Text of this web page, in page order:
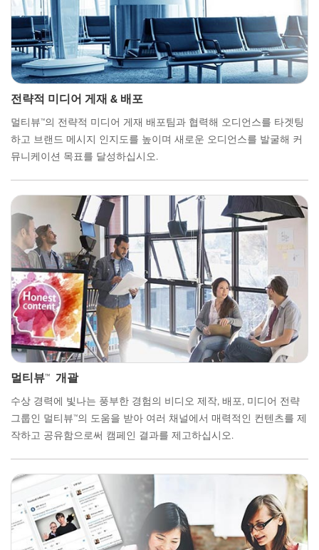
전략적 미디어 게재 & 배포
멀티뷰™의 전략적 미디어 게재 배포팀과 협력해 오디언스를 타겟팅
하고 브랜드 메시지 인지도를 높이며 새로운 오디언스를 발굴해 커
뮤니케이션 목표를 달성하십시오.
멀티뷰™ 개괄
수상 경력에 빛나는 풍부한 경험의 비디오 제작, 배포, 미디어 전략
그룹인 멀티뷰™의 도움을 받아 여러 채널에서 매력적인 컨텐츠를 제
작하고 공유함으로써 캠페인 결과를 제고하십시오.